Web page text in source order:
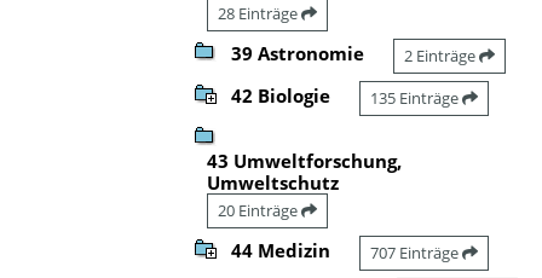
28 Einträge
39 Astronomie 2 Einträge
42 Biologie 135 Einträge
43 Umweltforschung,
Umweltschutz
20 Einträge
44 Medizin 707 Einträge